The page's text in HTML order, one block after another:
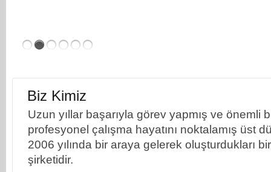
Biz Kimiz
Uzun yıllar başarıyla görev yapmış ve önemli
profesyonel çalışma hayatını noktalamış üst
2006 yılında bir araya gelerek oluşturdukları
şirketidir.